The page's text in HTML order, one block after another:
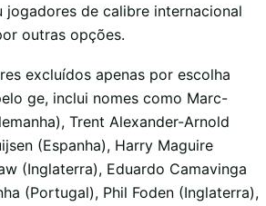
jogadores de calibre internacional
outras opções.
excluídos apenas por escolha
ge, inclui nomes como Marc-
Trent Alexander-Arnold
(Espanha), Harry Maguire
(Inglaterra), Eduardo Camavinga
(Portugal), Phil Foden (Inglaterra),